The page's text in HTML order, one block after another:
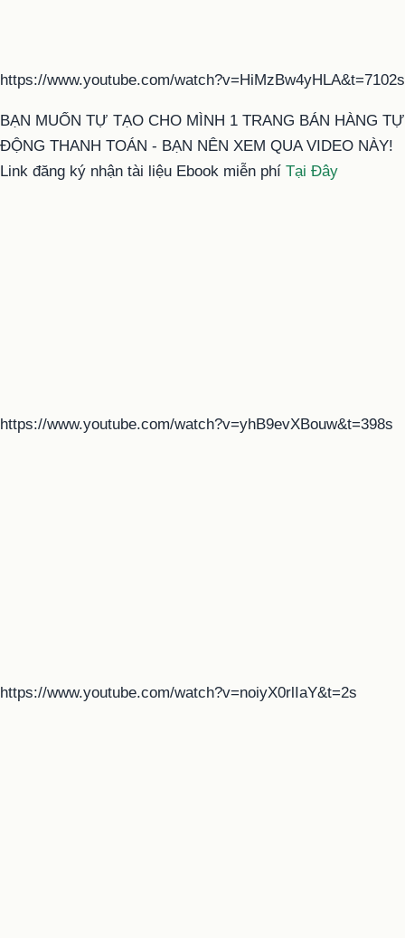
https://www.youtube.com/watch?v=HiMzBw4yHLA&t=7102s
BẠN MUỐN TỰ TẠO CHO MÌNH 1 TRANG BÁN HÀNG TỰ
ĐỘNG THANH TOÁN - BẠN NÊN XEM QUA VIDEO NÀY!
Link đăng ký nhận tài liệu Ebook miễn phí Tại Đây
https://www.youtube.com/watch?v=yhB9evXBouw&t=398s
https://www.youtube.com/watch?v=noiyX0rlIaY&t=2s